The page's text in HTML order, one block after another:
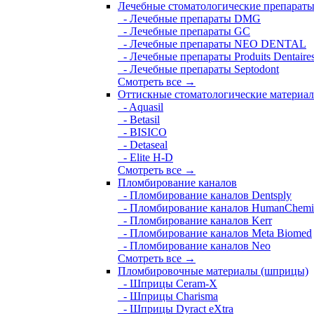
Лечебные стоматологические препараты
- Лечебные препараты DMG
- Лечебные препараты GC
- Лечебные препараты NEO DENTAL
- Лечебные препараты Produits
- Лечебные препараты Septodont
Смотреть все →
Оттискные стоматологические
- Aquasil
- Betasil
- BISICO
- Detaseal
- Elite H-D
Смотреть все →
Пломбирование каналов
- Пломбирование каналов Dentsply
- Пломбирование каналов
- Пломбирование каналов Kerr
- Пломбирование каналов Meta Biomed
- Пломбирование каналов Neo
Смотреть все →
Пломбировочные материалы (шприцы)
- Шприцы Ceram-X
- Шприцы Charisma
- Шприцы Dyract eXtra